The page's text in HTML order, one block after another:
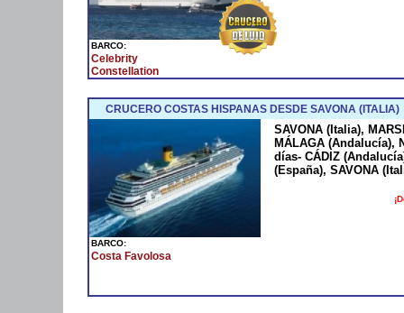
BARCO:
Celebrity
Constellation
CRUCERO COSTAS HISPANAS DESDE SAVONA (ITALIA)
BARCO:
Costa Favolosa
SAVONA (Italia),
MÁLAGA (Andalucía),
días- CÁDIZ
(España), SAVONA